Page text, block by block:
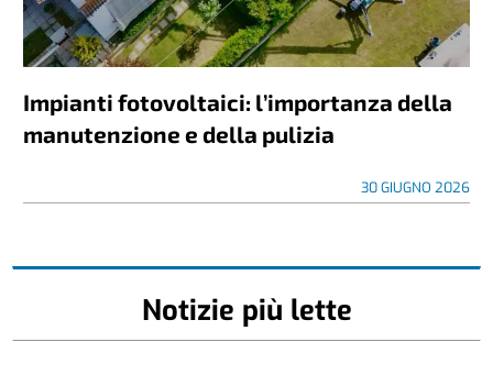
Impianti fotovoltaici: l’importanza della
manutenzione e della pulizia
30 GIUGNO 2026
Notizie più lette